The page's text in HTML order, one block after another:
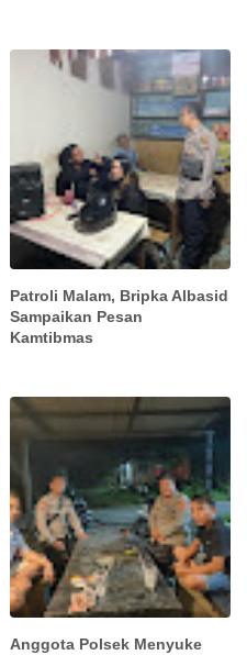
Patroli Malam, Bripka Albasid
Sampaikan Pesan
Kamtibmas
Anggota Polsek Menyuke